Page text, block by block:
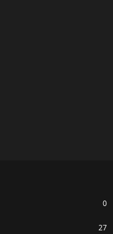
0
27